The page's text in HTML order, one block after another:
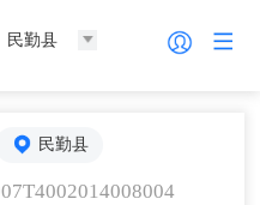
民勤县
民勤县